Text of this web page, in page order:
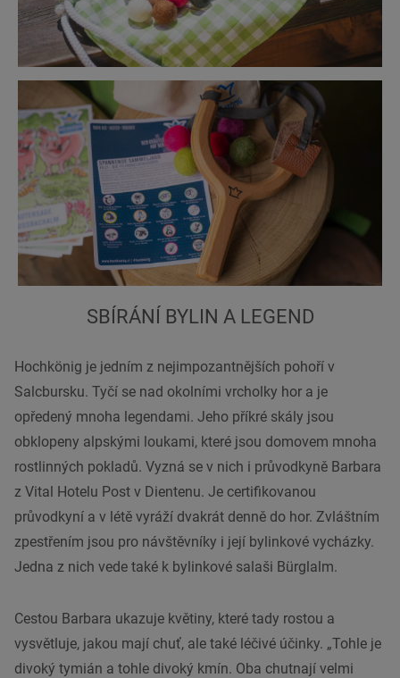
SBÍRÁNÍ BYLIN A LEGEND
Hochkönig je jedním z nejimpozantnějších pohoří v
Salcbursku. Tyčí se nad okolními vrcholky hor a je
opředený mnoha legendami. Jeho příkré skály jsou
obklopeny alpskými loukami, které jsou domovem mnoha
rostlinných pokladů. Vyzná se v nich i průvodkyně Barbara
z Vital Hotelu Post v Dientenu. Je certifikovanou
průvodkyní a v létě vyráží dvakrát denně do hor. Zvláštním
zpestřením jsou pro návštěvníky i její bylinkové vycházky.
Jedna z nich vede také k bylinkové salaši Bürglalm.
Cestou Barbara ukazuje květiny, které tady rostou a
vysvětluje, jakou mají chuť, ale také léčivé účinky. „Tohle je
divoký tymián a tohle divoký kmín. Oba chutnají velmi